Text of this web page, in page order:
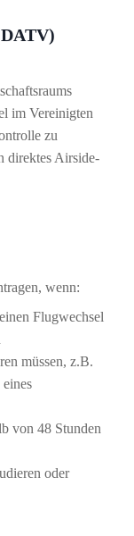
im Vereinigten
zu
direktes Airside-
wenn:
Flugwechsel
müssen, z.B.
von 48 Stunden
oder